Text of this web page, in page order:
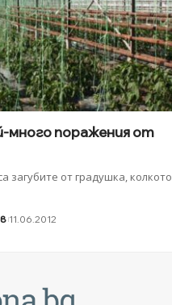
много поражения от
загубите от градушка,
11.06.2012